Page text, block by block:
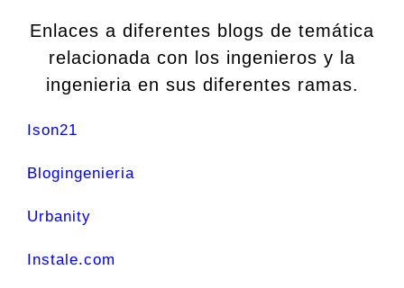
Enlaces a diferentes blogs de temática
relacionada con los ingenieros y la
ingenieria en sus diferentes ramas.
Ison21
Blogingenieria
Urbanity
Instale.com